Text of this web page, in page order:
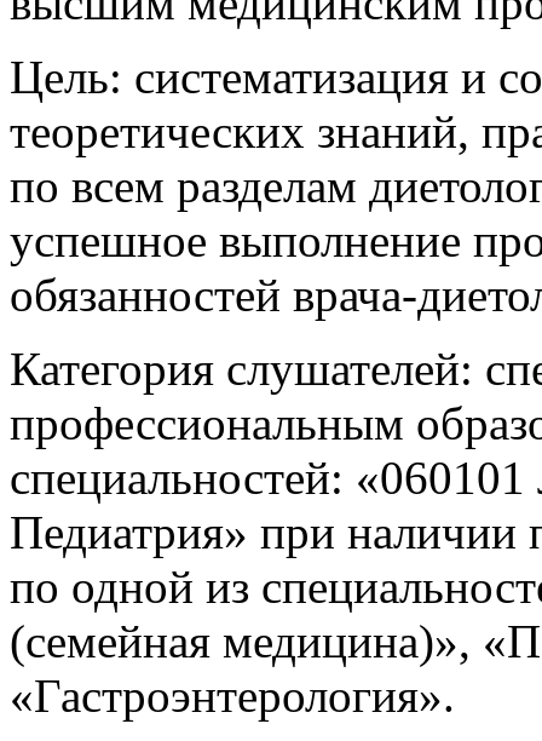
Цель: систематизация и
теоретических знаний,
по всем разделам
успешное выполнение
обязанностей врача-
Категория слушателей:
профессиональным
специальностей:
Педиатрия» при наличии
по одной из
(семейная медицина)»,
«Гастроэнтерология».